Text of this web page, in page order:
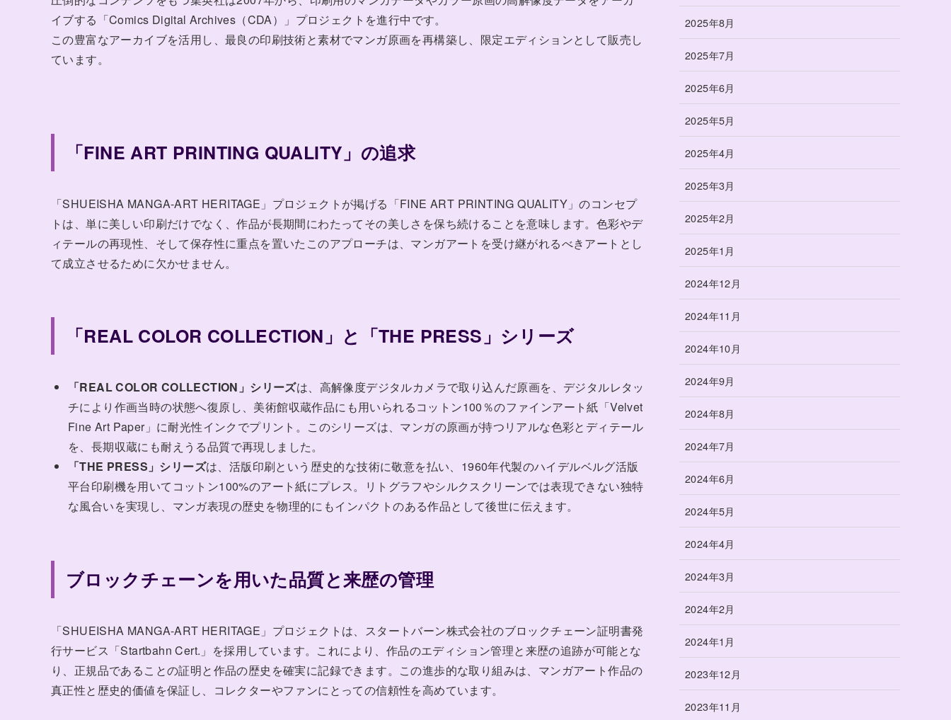
イブする「Comics Digital Archives（CDA）」プロジェクトを進行中です。
この豊富なアーカイブを活用し、最良の印刷技術と素材でマンガ原画を再構築し、限定エディションとして販売し
ています。
「FINE ART PRINTING QUALITY」の追求
「SHUEISHA MANGA-ART HERITAGE」プロジェクトが掲げる「FINE ART PRINTING QUALITY」のコンセプ
トは、単に美しい印刷だけでなく、作品が長期間にわたってその美しさを保ち続けることを意味します。色彩やデ
ィテールの再現性、そして保存性に重点を置いたこのアプローチは、マンガアートを受け継がれるべきアートとし
て成立させるために欠かせません。
「REAL COLOR COLLECTION」と「THE PRESS」シリーズ
「REAL COLOR COLLECTION」シリーズは、高解像度デジタルカメラで取り込んだ原画を、デジタルレタッ
チにより作画当時の状態へ復原し、美術館収蔵作品にも用いられるコットン100％のファインアート紙「Velvet
Fine Art Paper」に耐光性インクでプリント。このシリーズは、マンガの原画が持つリアルな色彩とディテール
を、長期収蔵にも耐えうる品質で再現しました。
「THE PRESS」シリーズは、活版印刷という歴史的な技術に敬意を払い、1960年代製のハイデルベルグ活版
平台印刷機を用いてコットン100%のアート紙にプレス。リトグラフやシルクスクリーンでは表現できない独特
な風合いを実現し、マンガ表現の歴史を物理的にもインパクトのある作品として後世に伝えます。
ブロックチェーンを用いた品質と来歴の管理
「SHUEISHA MANGA-ART HERITAGE」プロジェクトは、スタートバーン株式会社のブロックチェーン証明書発
行サービス「Startbahn Cert.」を採用しています。これにより、作品のエディション管理と来歴の追跡が可能とな
り、正規品であることの証明と作品の歴史を確実に記録できます。この進歩的な取り組みは、マンガアート作品の
真正性と歴史的価値を保証し、コレクターやファンにとっての信頼性を高めています。
2025年8月
2025年7月
2025年6月
2025年5月
2025年4月
2025年3月
2025年2月
2025年1月
2024年12月
2024年11月
2024年10月
2024年9月
2024年8月
2024年7月
2024年6月
2024年5月
2024年4月
2024年3月
2024年2月
2024年1月
2023年12月
2023年11月